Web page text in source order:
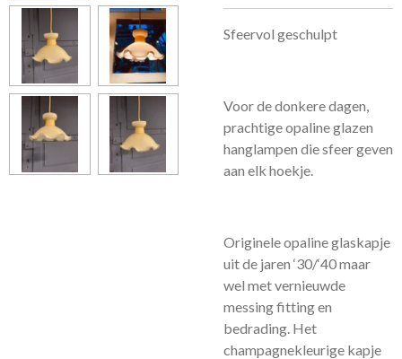
Sfeervol geschulpt
Voor de donkere dagen,
prachtige opaline glazen
hanglampen die sfeer geven
aan elk hoekje.
Originele opaline glaskapje
uit de jaren ‘30/‘40 maar
wel met vernieuwde
messing fitting en
bedrading. Het
champagnekleurige kapje